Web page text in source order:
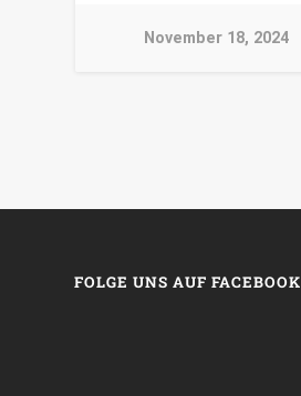
November 18, 2024
FOLGE UNS AUF FACEBOOK